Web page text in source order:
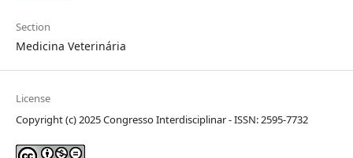
Section
Medicina Veterinária
License
Copyright (c) 2025 Congresso Interdisciplinar - ISSN: 2595-7732